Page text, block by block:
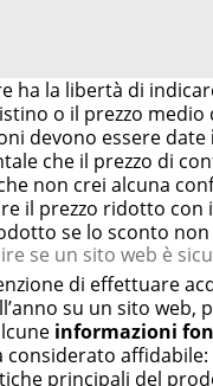
ha la libertà di
o il prezzo medio
devono essere date
che il prezzo di
non crei alcuna
il prezzo ridotto con
se lo sconto
se un sito web è
di effettuare
su un sito web,
informazioni
considerato
principali del